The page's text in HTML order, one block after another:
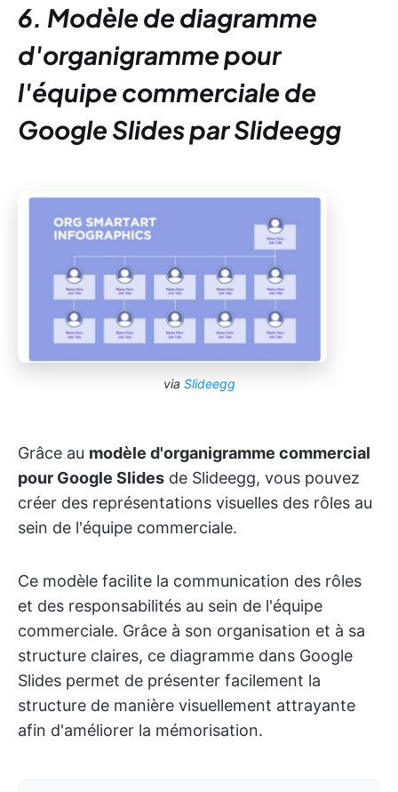
6. Modèle de diagramme
d'organigramme pour
l'équipe commerciale de
Google Slides par Slideegg
via Slideegg
Grâce au modèle d'organigramme commercial
pour Google Slides de Slideegg, vous pouvez
créer des représentations visuelles des rôles au
sein de l'équipe commerciale.
Ce modèle facilite la communication des rôles
et des responsabilités au sein de l'équipe
commerciale. Grâce à son organisation et à sa
structure claires, ce diagramme dans Google
Slides permet de présenter facilement la
structure de manière visuellement attrayante
afin d'améliorer la mémorisation.